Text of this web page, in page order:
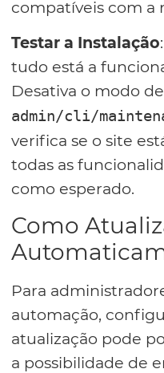
compatíveis com a
Testar a Instalação
tudo está a
Desativa o modo
admin/cli/
verifica se o site
todas as
como esperado.
Como
Para
automação,
atualização pode
a possibilidade de